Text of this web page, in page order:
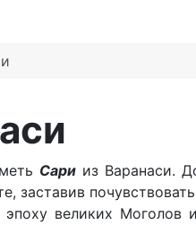
Сари из Варанаси.
заставив
великих